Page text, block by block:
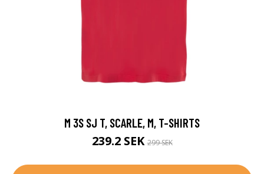
M 3S SJ T, SCARLE, M, T-SHIRTS
239.2 SEK299 SEK